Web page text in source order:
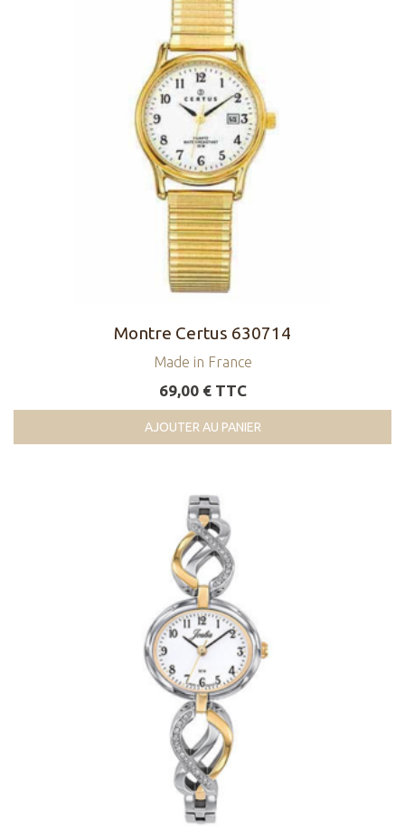
Montre Certus 630714
Made in France
69,00 € TTC
AJOUTER AU PANIER